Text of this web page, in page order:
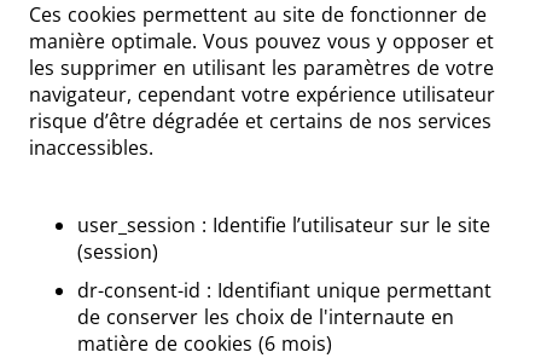
Ces cookies permettent au site de fonctionner de
manière optimale. Vous pouvez vous y opposer et
les supprimer en utilisant les paramètres de votre
navigateur, cependant votre expérience utilisateur
risque d’être dégradée et certains de nos services
inaccessibles.
user_session : Identifie l’utilisateur sur le site
(session)
dr-consent-id : Identifiant unique permettant
de conserver les choix de l'internaute en
matière de cookies (6 mois)